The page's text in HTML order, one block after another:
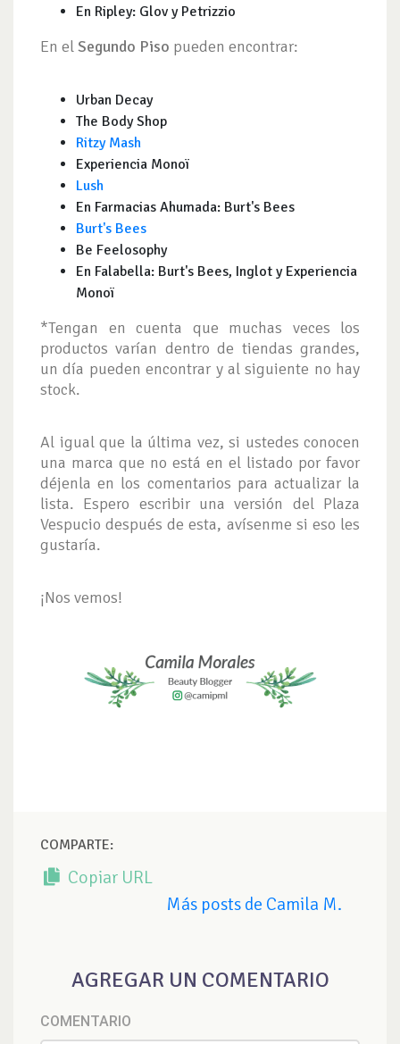
En Ripley: Glov y Petrizzio
En elSegundo Piso pueden encontrar:
Urban Decay
The Body Shop
Ritzy Mash
Experiencia Monoï
Lush
En Farmacias Ahumada: Burt's Bees
Burt's Bees
Be Feelosophy
En Falabella: Burt's Bees, Inglot y Experiencia
Monoï
*Tengan en cuenta que muchas veces los
productos varían dentro de tiendas grandes,
un día pueden encontrar y al siguiente no hay
stock.
Al igual que la última vez, si ustedes conocen
una marca que no está en el listado por favor
déjenla en los comentarios para actualizar la
lista. Espero escribir una versión del Plaza
Vespucio después de esta, avísenme si eso les
gustaría.
¡Nos vemos!
COMPARTE:
Copiar URL
Más posts de Camila M.
AGREGAR UN COMENTARIO
COMENTARIO